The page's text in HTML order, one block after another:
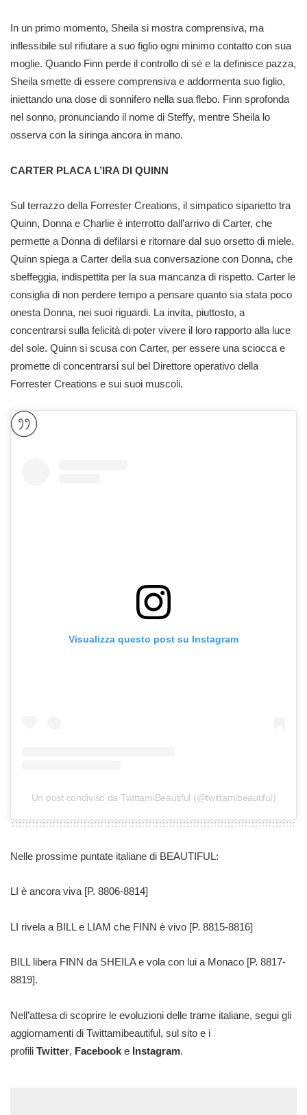
In un primo momento, Sheila si mostra comprensiva, ma
inflessibile sul rifiutare a suo figlio ogni minimo contatto con sua
moglie. Quando Finn perde il controllo di sé e la definisce pazza,
Sheila smette di essere comprensiva e addormenta suo figlio,
iniettando una dose di sonnifero nella sua flebo. Finn sprofonda
nel sonno, pronunciando il nome di Steffy, mentre Sheila lo
osserva con la siringa ancora in mano.
CARTER PLACA L’IRA DI QUINN
Sul terrazzo della Forrester Creations, il simpatico siparietto tra
Quinn, Donna e Charlie è interrotto dall’arrivo di Carter, che
permette a Donna di defilarsi e ritornare dal suo orsetto di miele.
Quinn spiega a Carter della sua conversazione con Donna, che
sbeffeggia, indispettita per la sua mancanza di rispetto. Carter le
consiglia di non perdere tempo a pensare quanto sia stata poco
onesta Donna, nei suoi riguardi. La invita, piuttosto, a
concentrarsi sulla felicità di poter vivere il loro rapporto alla luce
del sole. Quinn si scusa con Carter, per essere una sciocca e
promette di concentrarsi sul bel Direttore operativo della
Forrester Creations e sui suoi muscoli.
Visualizza questo post su Instagram
Un post condiviso da TwittamiBeautiful (@twittamibeautiful)
Nelle prossime puntate italiane di BEAUTIFUL:
LI è ancora viva[P. 8806-8814]
LI rivela a BILL e LIAM che FINN è vivo [P. 8815-8816]
BILL libera FINN da SHEILA e vola con lui a Monaco [P. 8817-
8819].
Nell’attesa di scoprire le evoluzioni delle trame italiane, segui gli
aggiornamenti di Twittamibeautiful, sul sito e i
profili Twitter, Facebook e Instagram.